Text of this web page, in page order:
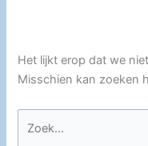
Het lijkt erop dat we
Misschien kan zoeken
naar: